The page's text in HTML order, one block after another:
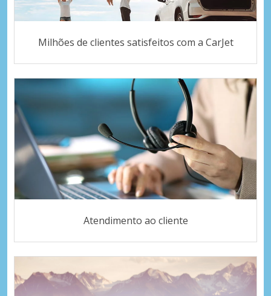
Milhões de clientes satisfeitos com a CarJet
Atendimento ao cliente